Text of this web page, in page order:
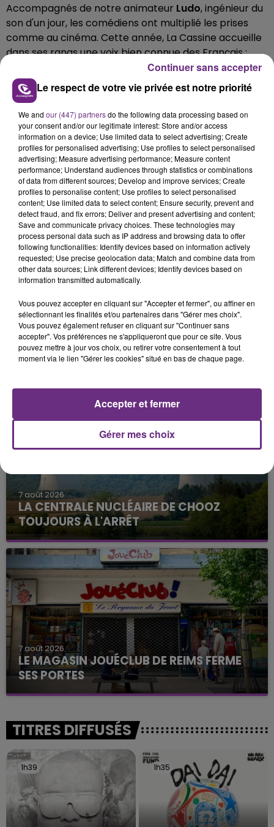
Accompagnés de notre animateur Ludo, ingénieur du
son d'un jour, les comédiens ont multiplié les prises
comme au cinéma. Cette année, La Cassine accueille
dans ses rangs une voix bien connue des Français :
, voix française deWhoopi
Goldberg
ou encore Courteney Cox dans la série
Friends. La comédienne officiera en tant que
narratrice.
Les différents enregistrements sont actuellement en
phase de montage. Rendez-vous dès le 16 juillet pour
découvrir le nouveau spectacle de La Cassine.
Quand@lacassineoffenregistre son nouveau
spectacle dans le studio de@champagnefm, c’est
yauque nem ! Une journée entière d’enregistrement
pour 40 acteurs de 7 à 77 ans🎙
RDV en juillet à La Cassine en#Ardennepour
découvrir ce Robin des bois de chez nous 🏹🌳
@UnionArdennais pic.twitter.com/kGIwCcafmE
— Guillaume Lévy (@LevyGuillaume)April 23, 2022
7 août 2026
LA CENTRALE NUCLÉAIRE DE CHOOZ
TOUJOURS À L'ARRÊT
Cela fait déjà une semaine que la centrale
nucléaire ardennaise est à l'arrêt. Une situation
justifiée par la sécheresse intense qui est toujours
présente.
7 août 2026
LE MAGASIN JOUÉCLUB DE REIMS FERME
SES PORTES
C'était l'une des institutions du centre-ville
fermer ses portes.
TITRES DIFFUSÉS
1h39
1h39 1h35
1h35
Le respect de votre vie privée est notre priorité
We and our (447) partnersdo the following data processing based on
your consent and/or our legitimate interest: Store and/or access
information on a device; Use limited data to select advertising; Create
profiles for personalised advertising; Use profiles to select personalised
advertising; Measure advertising performance; Measure content
performance; Understand audiences through statistics or combinations
of data from different sources; Develop and improve services; Create
profiles to personalise content; Use profiles to select personalised
content; Use limited data to select content; Ensure security, prevent and
detect fraud, and fix errors; Deliver and present advertising and content;
Save and communicate privacy choices. These technologies may
process personal data such as IP address and browsing data to offer
following functionalities: Identify devices based on information actively
requested; Use precise geolocation data; Match and combine data from
other data sources; Link different devices; Identify devices based on
information transmitted automatically.
Vous pouvez accepter en cliquant sur "Accepter et fermer", ou affiner en
sélectionnant les finalités et/ou partenaires dans "Gérer mes choix".
Vous pouvez également refuser en cliquant sur "Continuer sans
accepter". Vos préférences ne s'appliqueront que pour ce site. Vous
pouvez mettre à jour vos choix, ou retirer votre consentement à tout
moment via le lien "Gérer les cookies" situé en bas de chaque page.
Gérer mes choix
Accepter et fermer
Continuer sans accepter